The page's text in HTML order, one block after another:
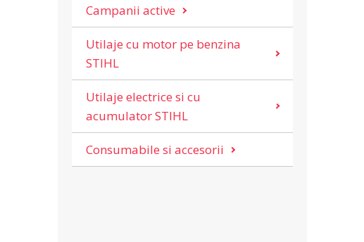
Campanii active
Utilaje cu motor pe benzina
STIHL
Utilaje electrice si cu
acumulator STIHL
Consumabile si accesorii